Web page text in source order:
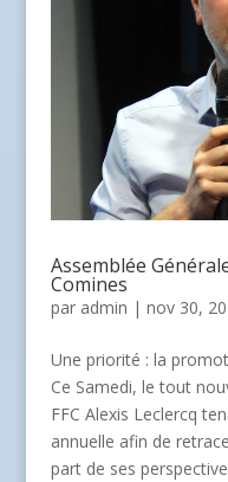
Assemblée
Comines
par admin | nov 30,
Une priorité : la
Ce Samedi, le tout
FFC Alexis Leclercq
annuelle afin de
part de ses